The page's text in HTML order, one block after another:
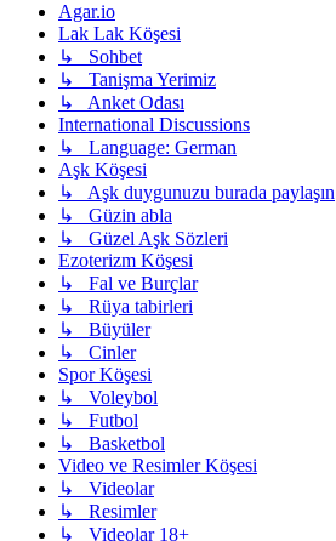
Agar.io
Lak Lak Köşesi
↳ Sohbet
↳ Tanişma Yerimiz
↳ Anket Odası
International Discussions
↳ Language: German
Aşk Köşesi
↳ Aşk duygunuzu burada paylaşın
↳ Güzin abla
↳ Güzel Aşk Sözleri
Ezoterizm Köşesi
↳ Fal ve Burçlar
↳ Rüya tabirleri
↳ Büyüler
↳ Cinler
Spor Köşesi
↳ Voleybol
↳ Futbol
↳ Basketbol
Video ve Resimler Köşesi
↳ Videolar
↳ Resimler
↳ Videolar 18+